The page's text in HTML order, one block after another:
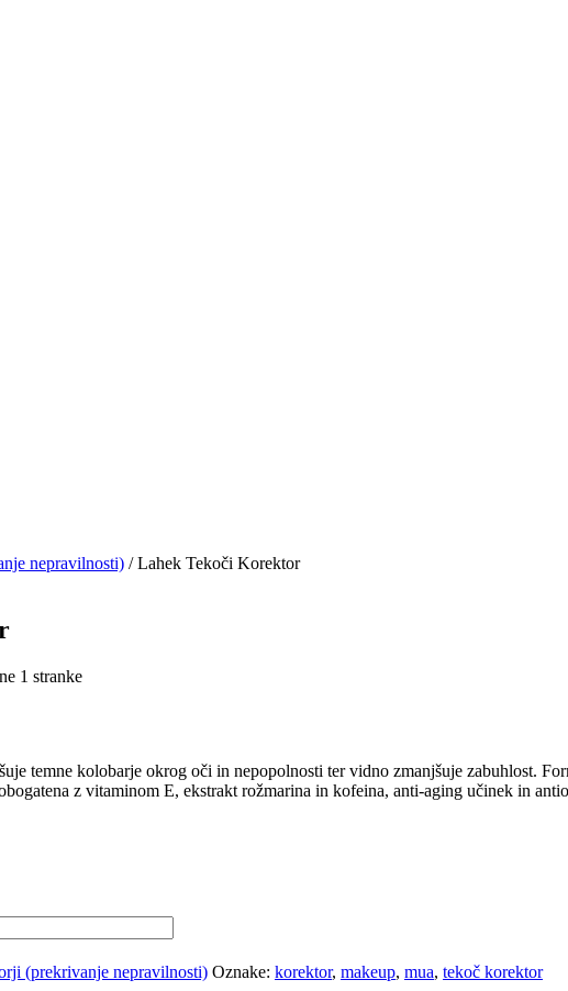
nepravilnosti) / Lahek Tekoči Korektor
1 stranke
temne kolobarje okrog oči in nepopolnosti ter vidno zmanjšuje zabuhlost.
z vitaminom E, ekstrakt rožmarina in kofeina, anti-aging učinek in
(prekrivanje nepravilnosti) Oznake: korektor, makeup, mua, tekoč korektor